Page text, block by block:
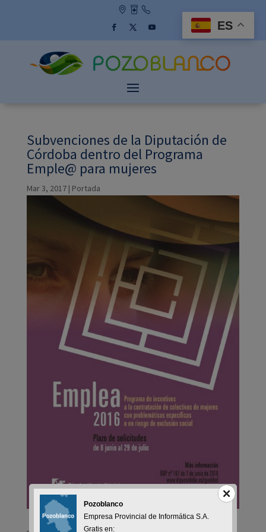
Subvenciones de la Diputación de
Córdoba dentro del Programa
Emple@ para mujeres
Mar 3, 2017| Portada
ES
Pozoblanco
Empresa Provincial de Informática S.A.
Gratis en: